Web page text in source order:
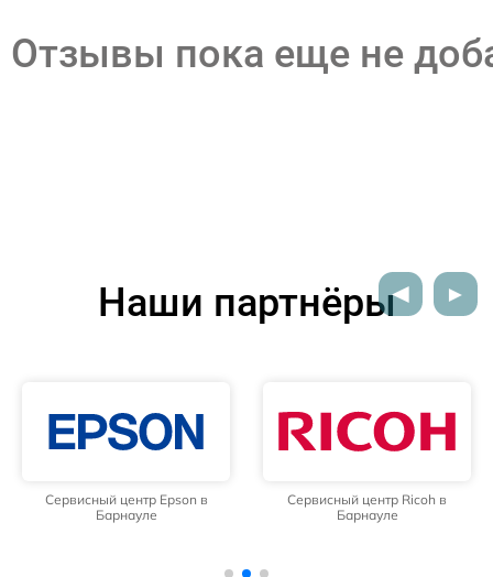
Отзывы пока еще не
Наши партнёры
Сервисный центр Epson в
Барнауле
Сервисный центр Ricoh в
Барнауле